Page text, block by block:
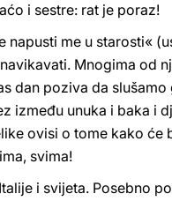
i sestre: rat je poraz!
napusti me u starosti«
Mnogima od
dan poziva da
između unuka i baka i
ovisi o tome kako će
svima!
i svijeta. Posebno